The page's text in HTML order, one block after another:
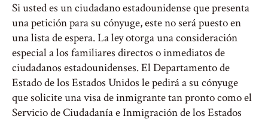
Si ustedes un ciudadano estadounidense que presenta
una petición para su cónyuge, este no será puesto en
una lista de espera. La ley otorga una consideración
especial a los familiares directos o inmediatos de
ciudadanos estadounidenses. El Departamento de
Estado de los Estados Unidos le pedirá a su cónyuge
que solicite una visa de inmigrante tan pronto como el
Servicio de Ciudadanía e Inmigración de los Estados